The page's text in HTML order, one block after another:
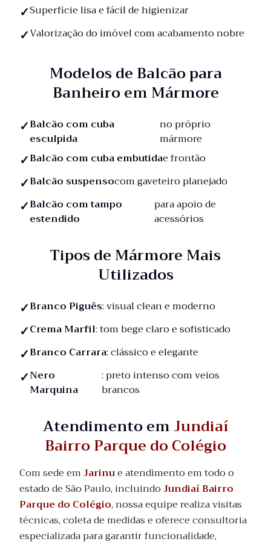
Superfície lisa e fácil de higienizar
Valorização do imóvel com acabamento nobre
Modelos de Balcão para
Banheiro em Mármore
Balcão com cuba
esculpida
no próprio
mármore
Balcão com cuba embutidae frontão
Balcão suspensocom gaveteiro planejado
Balcão com tampo
estendido
para apoio de
acessórios
Tipos de Mármore Mais
Utilizados
Branco Piguês: visual clean e moderno
Crema Marfil: tom bege claro e sofisticado
Branco Carrara: clássico e elegante
Nero
Marquina
: preto intenso com veios
brancos
Atendimento emJundiaí
Bairro Parque do Colégio
Com sede emJarinue atendimento em todo o
estado de São Paulo, incluindoJundiaí Bairro
Parque do Colégio, nossa equipe realiza visitas
técnicas, coleta de medidas e oferece consultoria
especializada para garantir funcionalidade,